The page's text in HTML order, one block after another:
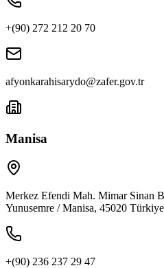
+(90) 272 212 20 70
afyonkarahisarydo@zafer.gov.tr
Manisa
Merkez Efendi Mah. Mimar Sinan
Yunusemre / Manisa, 45020 Türkiye
+(90) 236 237 29 47